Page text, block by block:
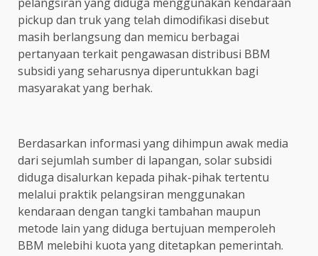
pickup dan truk yang telah dimodifikasi disebut
masih berlangsung dan memicu berbagai
pertanyaan terkait pengawasan distribusi BBM
subsidi yang seharusnya diperuntukkan bagi
masyarakat yang berhak.
Berdasarkan informasi yang dihimpun awak media
dari sejumlah sumber di lapangan, solar subsidi
diduga disalurkan kepada pihak-pihak tertentu
melalui praktik pelangsiran menggunakan
kendaraan dengan tangki tambahan maupun
metode lain yang diduga bertujuan memperoleh
BBM melebihi kuota yang ditetapkan pemerintah.